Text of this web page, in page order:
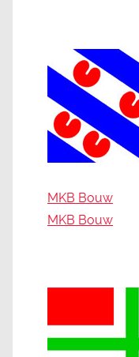
MKB Bouw
MKB Bouw